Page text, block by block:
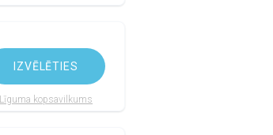
IZVĒLĒTIES
Līguma kopsavilkums